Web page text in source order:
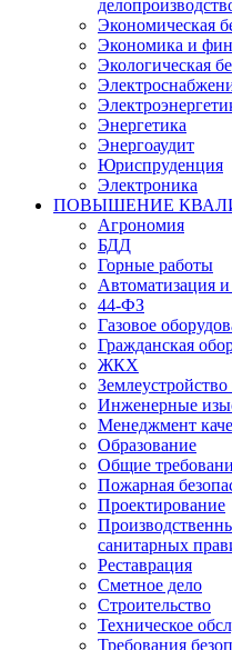
Экономическая
Экономика и
Экологическая
Энергетика
Энергоаудит
Юриспруденция
Электроника
ПОВЫШЕНИЕ
Агрономия
БДД
Горные работы
Автоматизация
44-ФЗ
Газовое
Гражданская
ЖКХ
Инженерные
Менеджмент
Образование
Общие
Пожарная
Проектирование
санитарных
Реставрация
Сметное дело
Строительство
Техническое
Требования